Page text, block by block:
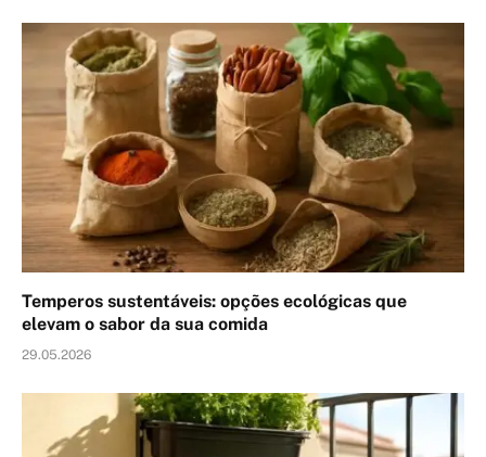
Temperos sustentáveis: opções ecológicas que
elevam o sabor da sua comida
29.05.2026